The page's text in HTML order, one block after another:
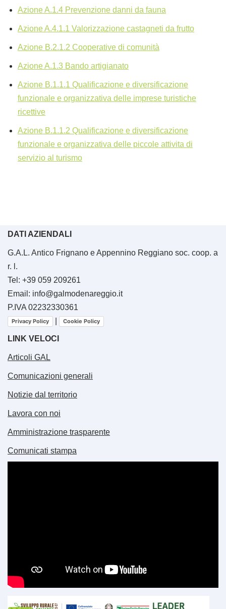
Azione A.1.4 Prevenzione danni da fauna
Azione A.4.1.1 Valorizzazione castagneti da frutto
Azione B.2.1.2 Cooperative di comunità
Azione A.1.3 Bando artigianato
Azione B.1.1.1 Qualificazione e diversificazione
funzionale e organizzativa delle imprese turistiche
ricettive
Azione B.1.1.2 Qualificazione e diversificazione
funzionale e organizzativa delle piccole attivita di
servizio al turismo
DATI AZIENDALI
G.A.L. Antico Frignano e Appennino Reggiano soc. coop. a
r. l.
Tel: +39 059 209261
Email: info@galmodenareggio.it
P.IVA 02232330361
Privacy Policy Cookie Policy
LINK VELOCI
Articoli GAL
Comunicazioni generali
Notizie dal territorio
Lavora con noi
Amministrazione trasparente
Comunicati stampa